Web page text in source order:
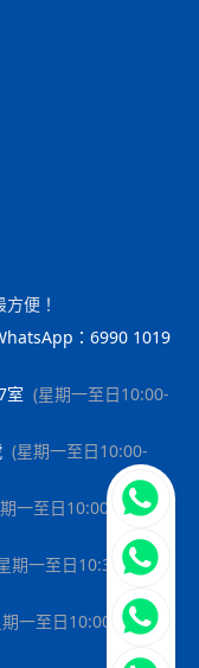
便！
：6990 1019
室 (星期一至日10:00-
(星期一至日10:00-
一至日10:00-
期一至日10:30-
一至日10:00-
立即